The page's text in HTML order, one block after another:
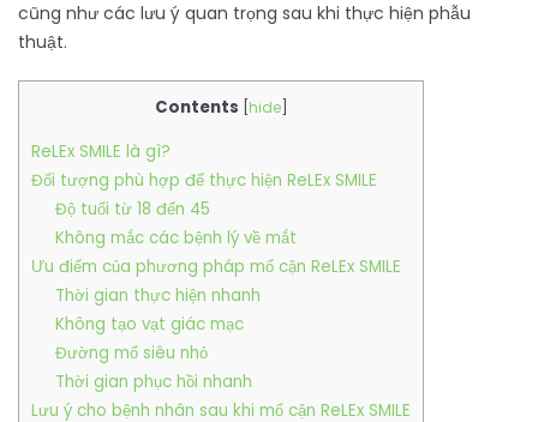
cũng như các lưu ý quan trọng sau khi thực hiện phẫu
thuật.
Contents hide]
ReLEx SMILE là gì?
Đối tượng phù hợp để thực hiện ReLEx SMILE
Độ tuổi từ 18 đến 45
Không mắc các bệnh lý về mắt
Ưu điểm của phương pháp mổ cận ReLEx SMILE
Thời gian thực hiện nhanh
Không tạo vạt giác mạc
Đường mổ siêu nhỏ
Thời gian phục hồi nhanh
Lưu ý cho bệnh nhân sau khi mổ cận ReLEx SMILE